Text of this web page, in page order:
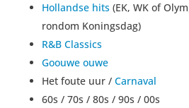
Hollandse hits(EK, WK of
rondom Koningsdag)
R&B Classics
Goouwe ouwe
Het foute uur / Carnaval
60s / 70s / 80s / 90s / 00s